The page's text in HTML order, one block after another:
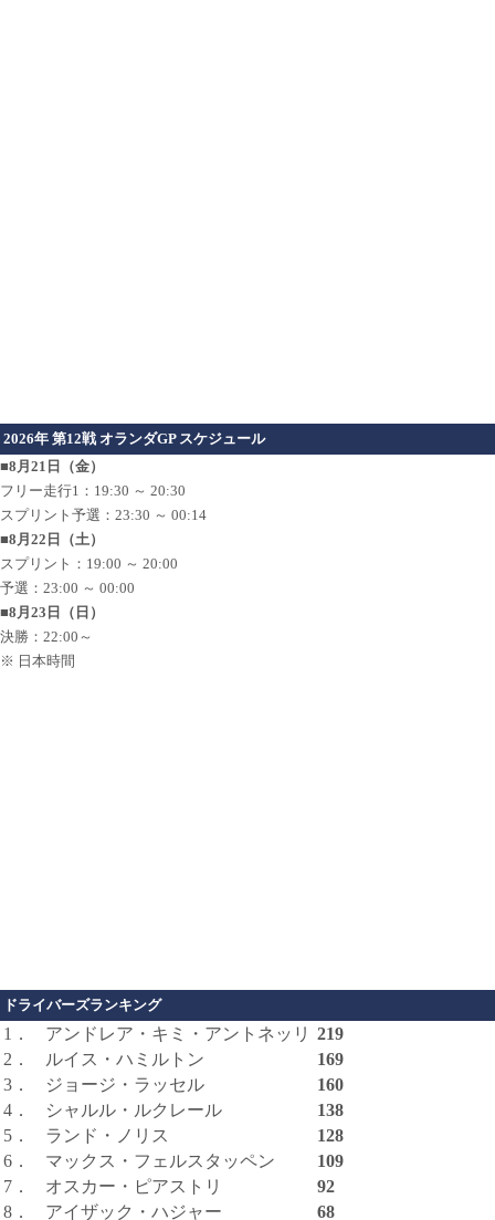
2026年 第12戦 オランダGP スケジュール
■8月21日（金）
フリー走行1：19:30 ～ 20:30
スプリント予選：23:30 ～ 00:14
■8月22日（土）
スプリント：19:00 ～ 20:00
予選：23:00 ～ 00:00
■8月23日（日）
決勝：22:00～
※ 日本時間
ドライバーズランキング
1． アンドレア・キミ・アントネッリ 219
2．
ルイス・ハミルトン
169
3．
ジョージ・ラッセル
160
4．
シャルル・ルクレール
138
5．
ランド・ノリス
128
6．
マックス・フェルスタッペン
109
7．
オスカー・ピアストリ
92
8．
アイザック・ハジャー
68